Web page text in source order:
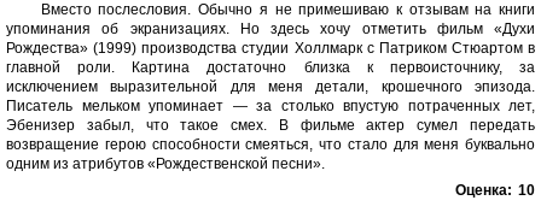
Вместо послесловия. Обычно я не примешиваю к отзывам на книги
упоминания об экранизациях. Но здесь хочу отметить фильм «Духи
Рождества» (1999) производства студии Холлмарк с Патриком Стюартом в
главной роли. Картина достаточно близка к первоисточнику, за
исключением выразительной для меня детали, крошечного эпизода.
Писатель мельком упоминает — за столько впустую потраченных лет,
Эбенизер забыл, что такое смех. В фильме актер сумел передать
возвращение герою способности смеяться, что стало для меня буквально
одним из атрибутов «Рождественской песни».
Оценка: 10